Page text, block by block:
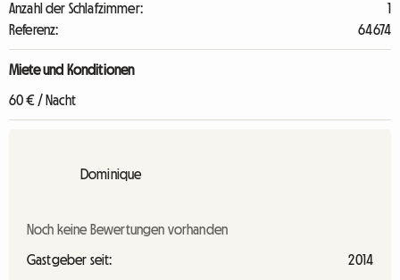
Anzahl der Schlafzimmer:
1
Referenz:
64674
Miete und Konditionen
60 € / Nacht
Dominique
Noch keine Bewertungen vorhanden
Gastgeber seit: 2014